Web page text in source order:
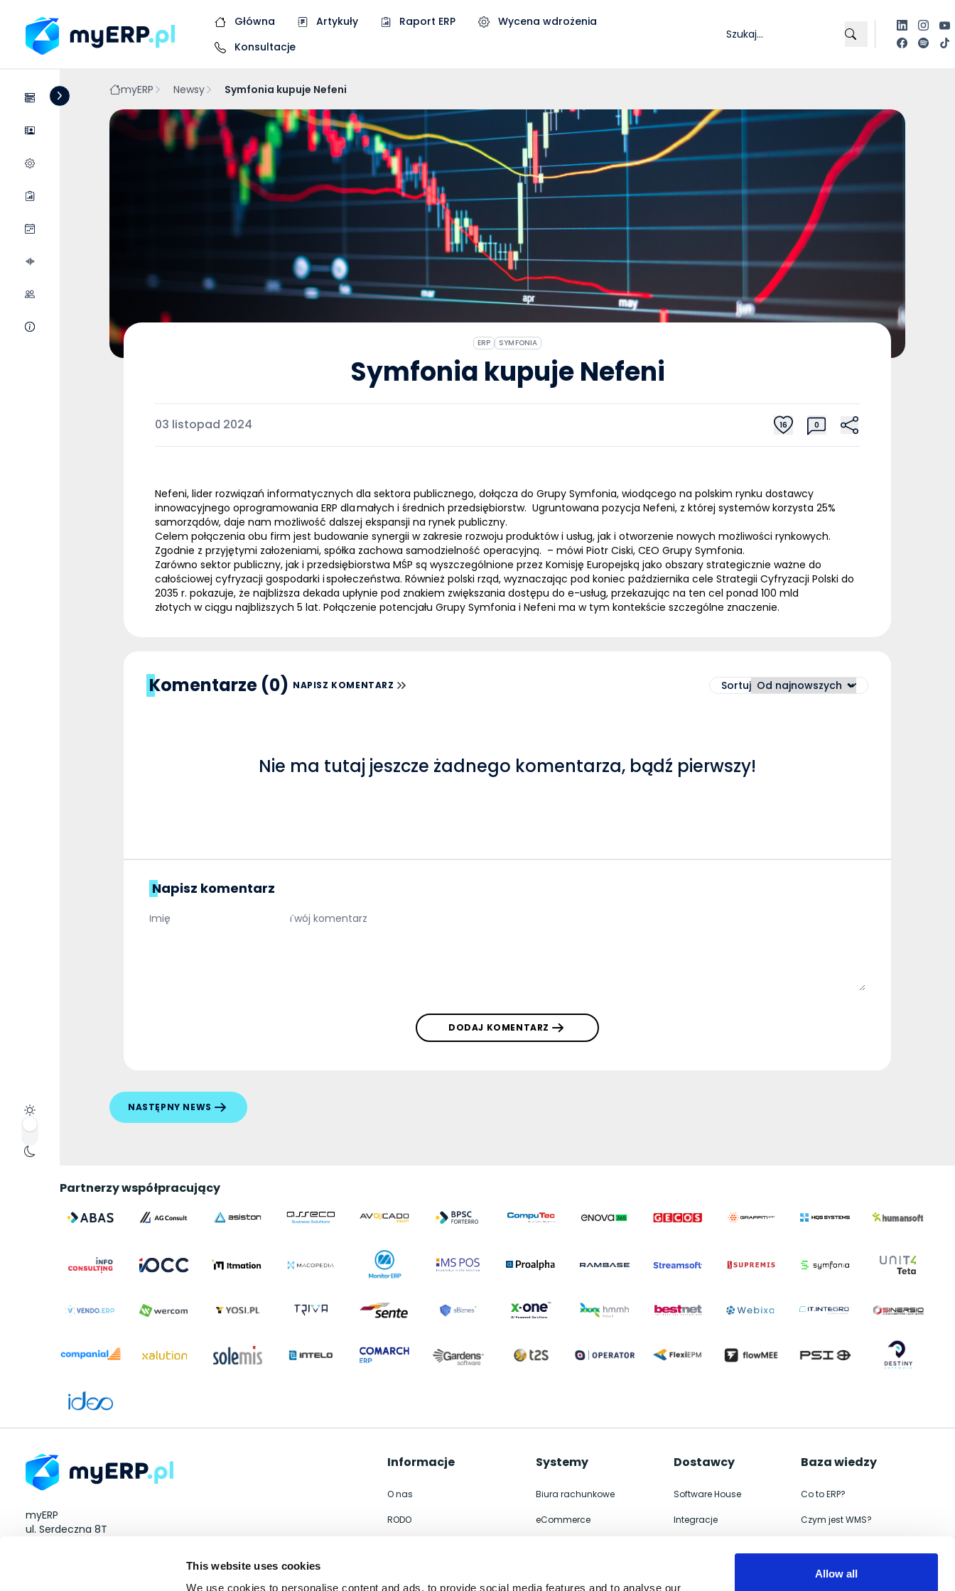
This website uses cookies
We use cookies to personalise content and ads, to provide social media features and to analyse our
Allow all
Główna Artykuły Raport ERP
Wycena wdrożenia
Konsultacje
Systemy
myERP Newsy Symfonia kupuje Nefeni
ERP SYMFONIA
Symfonia kupuje Nefeni
03 listopad 2024 16 0
Nefeni, lider rozwiązań informatycznych dla sektora publicznego, dołącza do Grupy Symfonia, wiodącego na polskim rynku dostawcy
innowacyjnego oprogramowania ERP dla małych i średnich przedsiębiorstw. Ugruntowana pozycja Nefeni, z której systemów korzysta 25%
samorządów, daje nam możliwość dalszej ekspansji na rynek publiczny.
Celem połączenia obu firm jest budowanie synergii w zakresie rozwoju produktów i usług, jak i otworzenie nowych możliwości rynkowych.
Zgodnie z przyjętymi założeniami, spółka zachowa samodzielność operacyjną. – mówi Piotr Ciski, CEO Grupy Symfonia.
Zarówno sektor publiczny, jak i przedsiębiorstwa MŚP są wyszczególnione przez Komisję Europejską jako obszary strategicznie ważne do
całościowej cyfryzacji gospodarki i społeczeństwa. Również polski rząd, wyznaczając pod koniec października cele Strategii Cyfryzacji Polski do
2035 r. pokazuje, że najbliższa dekada upłynie pod znakiem zwiększania dostępu do e-usług, przekazując na ten cel ponad 100 mld
złotych w ciągu najbliższych 5 lat. Połączenie potencjału Grupy Symfonia i Nefeni ma w tym kontekście szczególne znaczenie.
Komentarze (0) NAPISZ KOMENTARZ Sortuj
Nie ma tutaj jeszcze żadnego komentarza, bądź pierwszy!
Napisz komentarz
DODAJ KOMENTARZ
NASTĘPNY NEWS
Partnerzy współpracujący
myERP
ul. Serdeczna 8T
Informacje
O nas
RODO
Systemy
Biura rachunkowe
eCommerce
Dostawcy
Software House
Integracje
Baza wiedzy
Co to ERP?
Czym jest WMS?
Czym jest e-commerce